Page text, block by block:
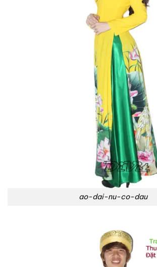
ao-dai-nu-co-dau